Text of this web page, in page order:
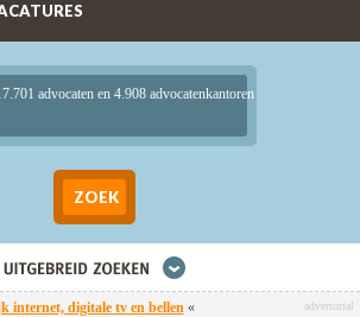
advocaten en 4.908 advocatenkantoren
internet, digitale tv en bellen« advertorial